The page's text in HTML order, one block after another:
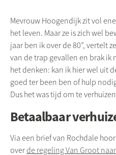
Mevrouw Hoogendijk zit vol
het leven. Maar ze is zich wel
jaar ben ik over de 80”, vertelt
van de trap gevallen en brak ik
het denken: kan ik hier wel uit
goed ter been ben of hulp
Dus het was tijd om te
Betaalbaar
Via een brief van Rochdale
overde regeling Van Groot